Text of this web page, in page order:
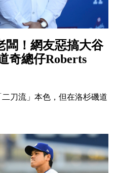
闆！網友惡搞大谷
奇總仔Roberts
刀流」本色，但在洛杉磯道